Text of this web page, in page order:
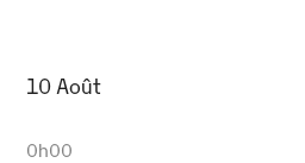
10 Août
0h00